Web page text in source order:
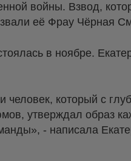
войны. Взвод,
её Фрау Чёрная
в ноябре.
человек, который с
утверждал образ
- написала